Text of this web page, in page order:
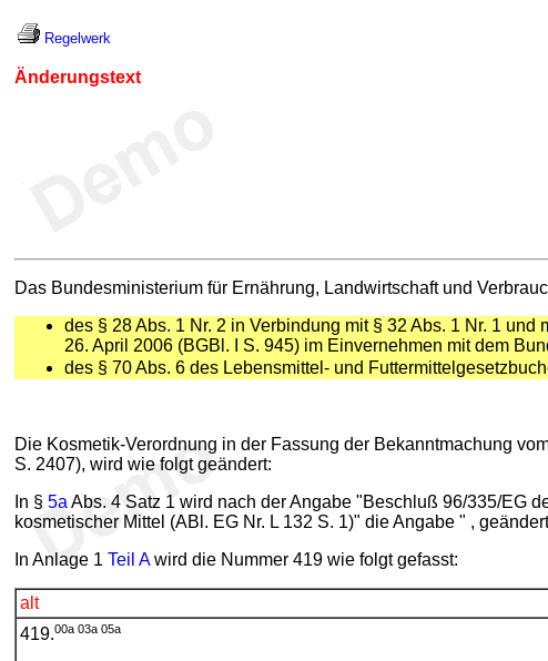
Regelwerk
Änderungstext
Das Bundesministerium für Ernährung, Landwirtschaft und
des § 28 Abs. 1 Nr. 2 in Verbindung mit § 32 Abs. 1 Nr. 1
26. April 2006 (BGBl. I S. 945) im Einvernehmen mit dem
des § 70 Abs. 6 des Lebensmittel- und
Die Kosmetik-Verordnung in der Fassung der Bekanntmachung
S. 2407), wird wie folgt geändert:
n § 5a Abs. 4 Satz 1 wird nach der Angabe "Beschluß 96/335/EG
kosmetischer Mittel (ABl. EG Nr. L 132 S. 1)" die Angabe " ,
n Anlage 1 Teil Awird die Nummer 419 wie folgt gefasst:
alt
419.00a 03a 05a